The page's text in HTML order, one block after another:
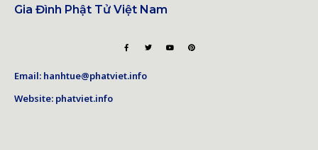
Gia Đình Phật Tử Việt Nam
Email: hanhtue@phatviet.info
Website: phatviet.info